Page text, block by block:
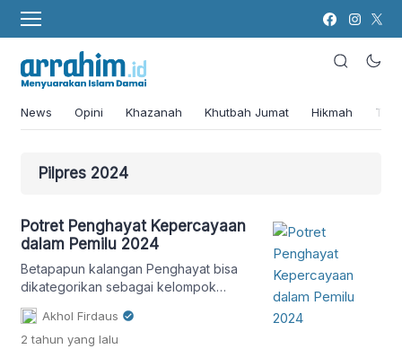
News Opini Khazanah Khutbah Jumat Hikmah
Pilpres 2024
Potret Penghayat Kepercayaan
dalam Pemilu 2024
Betapapun kalangan Penghayat bisa
dikategorikan sebagai kelompok
nasionalis, namun faktanya mereka
tidak homogen atau memiliki preferensi
politik tunggal. Kelompok ini sama
Akhol Firdaus
2 tahun yang lalu